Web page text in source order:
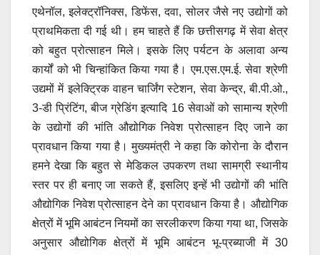
एथेनॉल, इलेक्ट्रॉनिक्स, डिफेंस, दवा, सोलर जैसे नए उद्योगों को
प्राथमिकता दी गई थी। हम चाहते हैं कि छत्तीसगढ़ में सेवा क्षेत्र
को बहुत प्रोत्साहन मिले। इसके लिए पर्यटन के अलावा अन्य
कार्यों को भी चिन्हांकित किया गया है। एम.एस.एम.ई. सेवा श्रेणी
उद्यमों में इलेक्ट्रिक वाहन चार्जिंग स्टेशन, सेवा केन्द्र, बी.पी.ओ.,
3-डी प्रिंटिंग, बीज ग्रेडिंग इत्यादि 16 सेवाओं को सामान्य श्रेणी
के उद्योगों की भांति औद्योगिक निवेश प्रोत्साहन दिए जाने का
प्रावधान किया गया है। मुख्यमंत्री ने कहा कि कोरोना के दौरान
हमने देखा कि बहुत से मेडिकल उपकरण तथा सामग्री स्थानीय
स्तर पर ही बनाए जा सकते हैं, इसलिए इन्हें भी उद्योगों की भांति
औद्योगिक निवेश प्रोत्साहन देने का प्रावधान किया है। औद्योगिक
क्षेत्रों में भूमि आबंटन नियमों का सरलीकरण किया गया था, जिसके
अनुसार औद्योगिक क्षेत्रों में भूमि आबंटन भू-प्रब्याजी में 30